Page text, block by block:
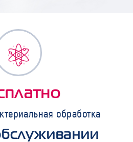
обработка